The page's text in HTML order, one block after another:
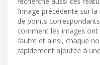
l’image précédente sur
de points
comment les images ont
l’autre et ainsi, chaque
rapidement ajoutée à